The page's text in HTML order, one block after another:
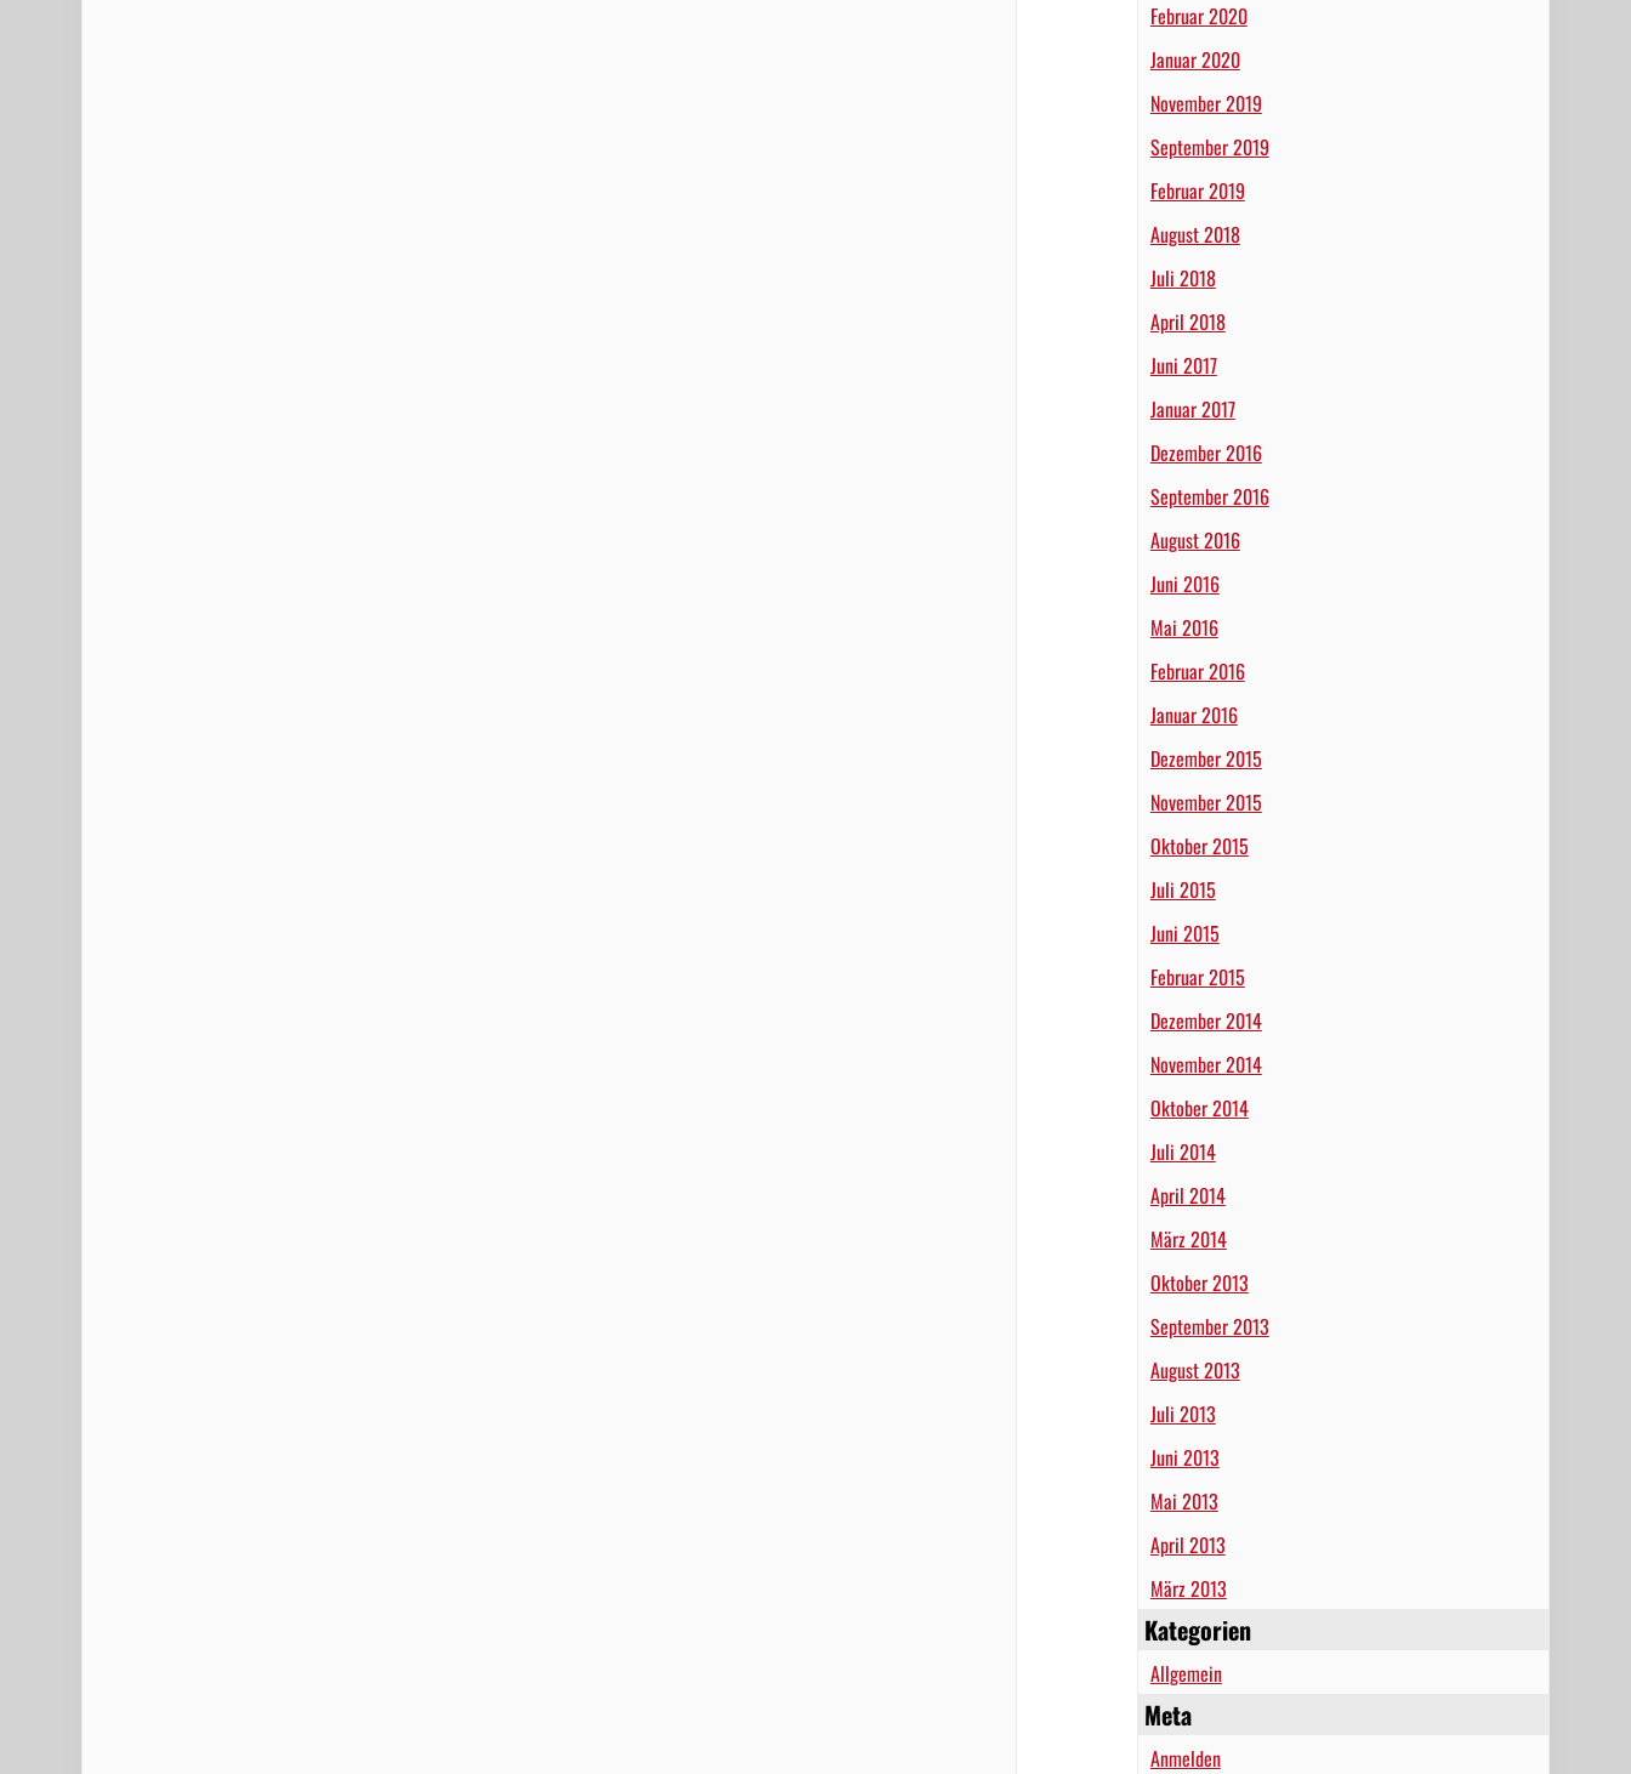
Februar 2020
Januar 2020
November 2019
September 2019
Februar 2019
August 2018
Juli 2018
April 2018
Juni 2017
Januar 2017
Dezember 2016
September 2016
August 2016
Juni 2016
Mai 2016
Februar 2016
Januar 2016
Dezember 2015
November 2015
Oktober 2015
Juli 2015
Juni 2015
Februar 2015
Dezember 2014
November 2014
Oktober 2014
Juli 2014
April 2014
März 2014
Oktober 2013
September 2013
August 2013
Juli 2013
Juni 2013
Mai 2013
April 2013
März 2013
Kategorien
Allgemein
Meta
Anmelden